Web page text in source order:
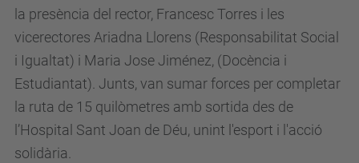
la presència del rector, Francesc Torres i les
vicerectores Ariadna Llorens (Responsabilitat Social
i Igualtat) i Maria Jose Jiménez, (Docència i
Estudiantat). Junts, van sumar forces per completar
la ruta de 15 quilòmetres amb sortida des de
l’Hospital Sant Joan de Déu, unint l'esport i l'acció
solidària.